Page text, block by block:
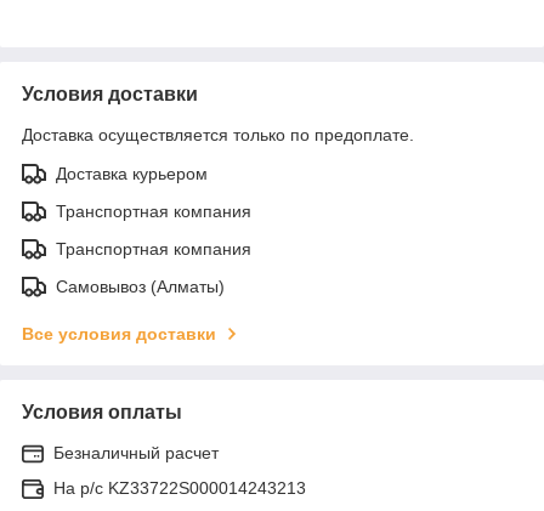
Условия доставки
Доставка осуществляется только по предоплате.
Доставка курьером
Транспортная компания
Транспортная компания
Самовывоз (Алматы)
Все условия доставки
Условия оплаты
Безналичный расчет
На р/c KZ33722S000014243213